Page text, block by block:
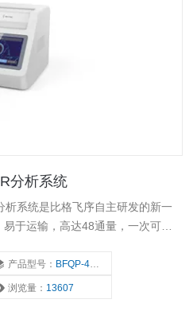
分析系统
系统是比格飞序自主研发的新一
于运输，高达48通量，一次可进
域。
产品型号： BFQP-4850
浏览量： 13607